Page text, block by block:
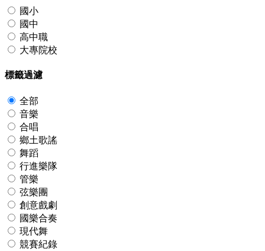
國小
國中
高中職
大專院校
標籤過濾
全部
音樂
合唱
鄉土歌謠
舞蹈
行進樂隊
管樂
弦樂團
創意戲劇
國樂合奏
現代舞
競賽紀錄